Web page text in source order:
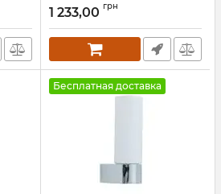
1 233,00 грн
Бесплатная доставка